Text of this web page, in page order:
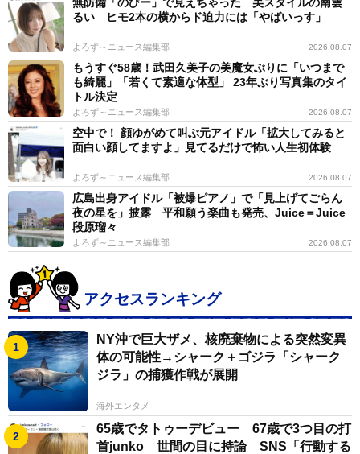
無防備「のびー」で見えちゃった 美スタイルの南雲
るい ヒモ2本の横からド迫力には「やばいっす」
よろず～ニュース編集部 2026.08.07
もうすぐ58歳！武田久美子の美魔女ぶりに「いつまで
も綺麗」「若くて素適な体型」 23年ぶり写真集のタイ
トル決定
よろず～ニュース編集部 2026.08.07
空中で！ 顔ゆがめて叫ぶ元アイドル「拡大してみると
面白い顔してますよ」見てるだけで怖い人生初体験
よろず～ニュース編集部 2026.08.07
広島出身アイドル「被爆ピアノ」で「見上げてごらん
夜の星を」披露 平和願う楽曲も発売、Juice＝Juice
段原瑠々
よろず～ニュース編集部 2026.08.07
アクセスランキング
NY沖で巨大ザメ、核廃棄物による突然変異
体の可能性→シャーク＋ゴジラ「シャーク
ジラ」の捕獲作戦が展開
海外エンタメ
65歳でタトゥーデビュー 67歳で3つ目の打
首junko 世間の目に持論 SNS「行動する